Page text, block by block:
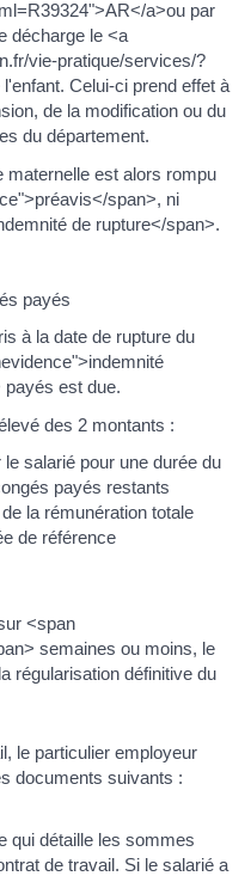
a>ou par
décharge le <a
vie-pratique/services/?
Celui-ci prend effet à
de la modification ou du
du département.
maternelle est alors rompu
span>, ni
de rupture</span>.
payés
à la date de rupture du
est due.
des 2 montants :
salarié pour une durée du
payés restants
la rémunération totale
de référence
<span
semaines ou moins, le
régularisation définitive du
le particulier employeur
documents suivants :
qui détaille les sommes
de travail. Si le salarié a